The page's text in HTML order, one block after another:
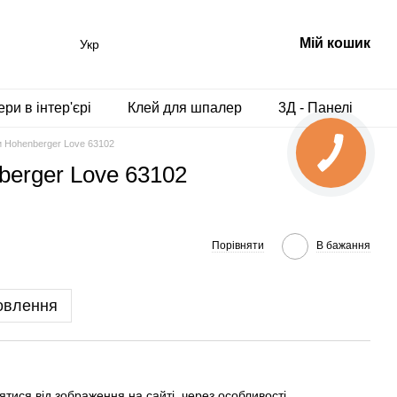
Укр Мій кошик
в інтер'єрі Клей для шпалер 3Д - Панелі
Hohenberger Love 63102
Love 63102
Порівняти В бажання